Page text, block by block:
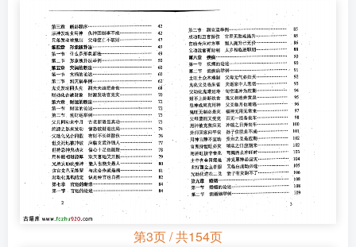
第3页 / 共154页